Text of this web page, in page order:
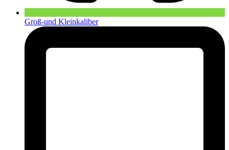
Groß-und Kleinkaliber